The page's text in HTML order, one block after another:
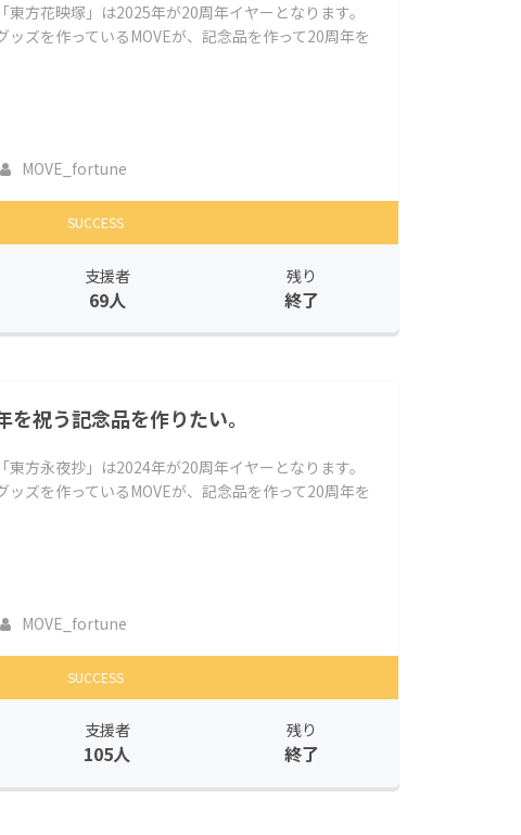
方花映塚」は2025年が20周年イヤーとなります。
ッズを作っているMOVEが、記念品を作って20周年を
MOVE_fortune
SUCCESS
支援者
69人
残り
終了
を祝う記念品を作りたい。
方永夜抄」は2024年が20周年イヤーとなります。
ッズを作っているMOVEが、記念品を作って20周年を
MOVE_fortune
SUCCESS
支援者
105人
残り
終了